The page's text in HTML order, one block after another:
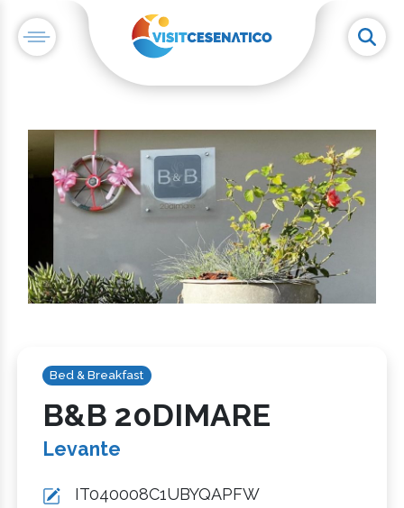
Bed & Breakfast
B&B 20DIMARE
Levante
IT040008C1UBYQAPFW